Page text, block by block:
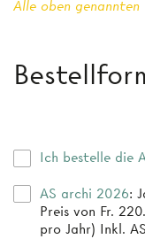
Alle oben genannten
Ich bestelle die
AS archi 2026:
Preis von Fr.
pro Jahr) Inkl.